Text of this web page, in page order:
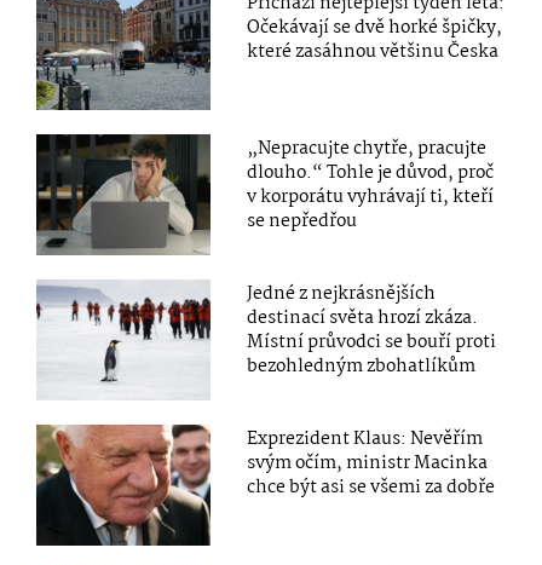
Očekávají se dvě horké špičky,
které zasáhnou většinu Česka
„Nepracujte chytře, pracujte
dlouho.“ Tohle je důvod, proč
v korporátu vyhrávají ti, kteří
se nepředřou
Jedné z nejkrásnějších
destinací světa hrozí zkáza.
Místní průvodci se bouří proti
bezohledným zbohatlíkům
Exprezident Klaus: Nevěřím
svým očím, ministr Macinka
chce být asi se všemi za dobře